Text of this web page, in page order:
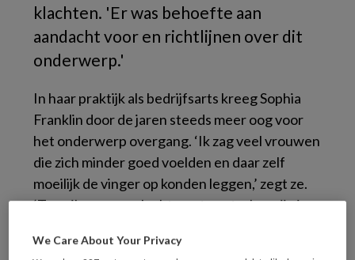
klachten. 'Er was behoefte aan
aandacht voor en richtlijnen over dit
onderwerp.'
In haar praktijk als bedrijfsarts kreeg Sophia
Franklin door de jaren steeds meer oog voor
het onderwerp overgang. ‘Ik zag veel vrouwen
die zich minder goed voelden en daar zelf
moeilijk de vinger op konden leggen,’ zegt ze.
‘Toen ik voor een luchtvaartmaatschappij ging
in dienst, zag ik ze echt dagelijks.’ De omvang
We Care About Your Privacy